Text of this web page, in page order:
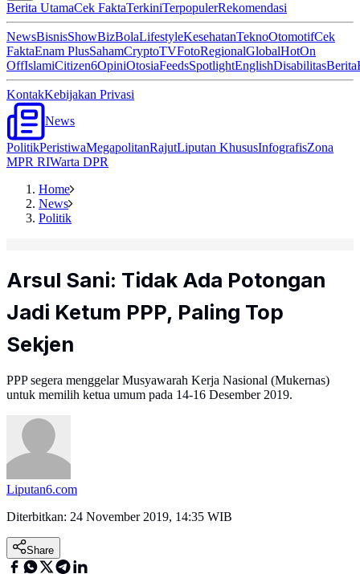
Berita UtamaCek FaktaTerkiniTerpopulerRekomendasi
NewsBisnisShowBizBolaLifestyleKesehatanTeknoOtomotifCek
FaktaEnam PlusSahamCryptoTVFotoRegionalGlobalHotOn
OffIslamiCitizen6OpiniOtosiaFeedsSpotlightEnglishDisabilitasBerita
KontakKebijakan Privasi
News
PolitikPeristiwaMegapolitanRajutLiputan KhususInfografisZona
MPR RIWarta DPR
Home
News
Politik
Arsul Sani: Tidak Ada Potongan
Jadi Ketum PPP, Paling Top
Sekjen
PPP segera menggelar Musyawarah Kerja Nasional (Mukernas)
untuk memilih ketua umum pada 14-16 Desember 2019.
Liputan6.com
Diterbitkan: 24 November 2019, 14:35 WIB
Share